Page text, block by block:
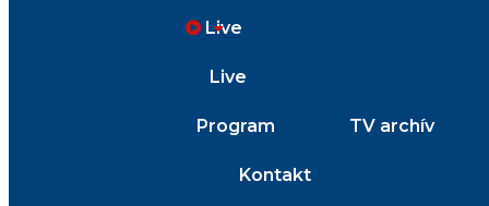
Live
Live
Program TV archív
Kontakt